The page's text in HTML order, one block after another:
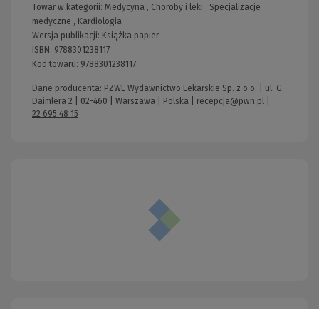
Towar w kategorii: Medycyna , Choroby i leki , Specjalizacje
medyczne , Kardiologia
Wersja publikacji: Książka papier
ISBN: 9788301238117
Kod towaru: 9788301238117
Dane producenta: PZWL Wydawnictwo Lekarskie Sp. z o.o. | ul. G.
Daimlera 2 | 02-460 | Warszawa | Polska | recepcja@pwn.pl
22 695 48 15